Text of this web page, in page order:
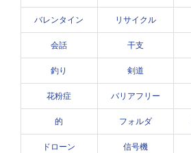
バレンタイン リサイクル
会話 干支
釣り 剣道
花粉症 バリアフリー
的 フォルダ
ドローン 信号機